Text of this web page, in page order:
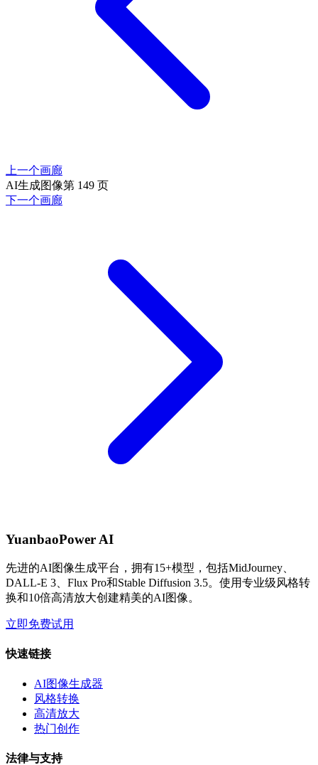
上一个画廊
AI生成图像第 149 页
下一个画廊
YuanbaoPower AI
先进的AI图像生成平台，拥有15+模型，包括MidJourney、
DALL-E 3、Flux Pro和Stable Diffusion 3.5。使用专业级风格转
换和10倍高清放大创建精美的AI图像。
立即免费试用
快速链接
AI图像生成器
风格转换
高清放大
热门创作
法律与支持